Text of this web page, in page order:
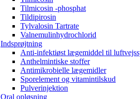
Tilmicosin -phosphat
Tildipirosin
Tylvalosin Tartrate
Valnemulinhydrochlorid
Indsprøjtning
Anti-infektiøst lægemiddel til
Anthelmintiske stoffer
Antimikrobielle lægemidler
Sporelement og vitamintilskud
Pulverinjektion
Oral opløsning